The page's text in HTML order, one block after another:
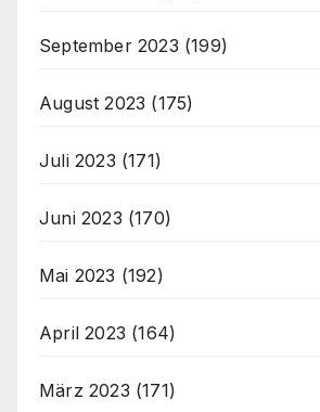
September 2023 (199)
August 2023 (175)
Juli 2023 (171)
Juni 2023 (170)
Mai 2023 (192)
April 2023 (164)
März 2023 (171)